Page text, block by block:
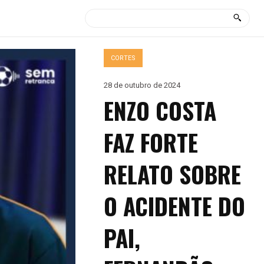
CORTES
28 de outubro de 2024
ENZO COSTA
FAZ FORTE
RELATO SOBRE
O ACIDENTE DO
PAI,